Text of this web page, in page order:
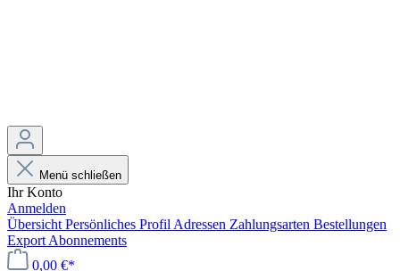
Menü schließen
Ihr Konto
Anmelden
Übersicht Persönliches Profil Adressen Zahlungsarten Bestellungen
Export Abonnements
0,00 €*